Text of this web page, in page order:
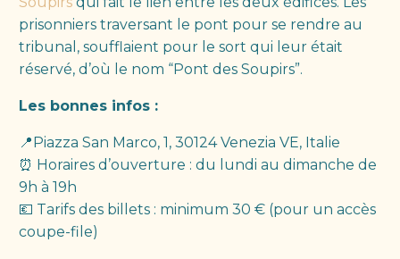
prisonniers traversant le pont pour se rendre au
tribunal, soufflaient pour le sort qui leur était
réservé, d’où le nom “Pont des Soupirs”.
Les bonnes infos :
📍Piazza San Marco, 1, 30124 Venezia VE, Italie
⏰ Horaires d’ouverture : du lundi au dimanche de
9h à 19h
💶 Tarifs des billets : minimum 30 € (pour un accès
coupe-file)